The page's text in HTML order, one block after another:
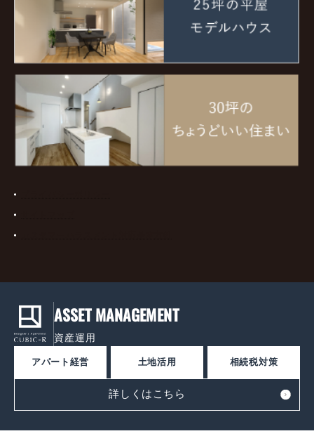
ASSET MANAGEMENT
資産運用
アパート経営 土地活用 相続税対策
詳しくはこちら